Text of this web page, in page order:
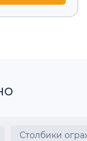
Столбики